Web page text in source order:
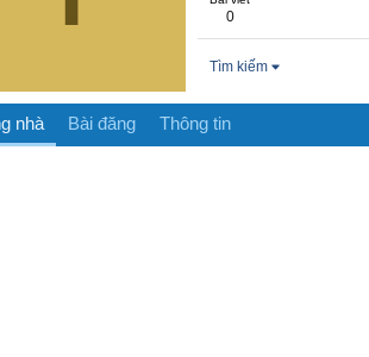
0
Tìm kiếm
nhà Bài đăng Thông tin